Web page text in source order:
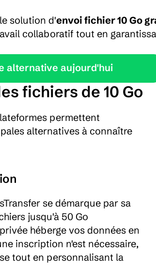
solution d'envoi fichier 10 Go
collaboratif tout en
alternative aujourd'hui
fichiers de 10 Go
permettent
alternatives à connaître
se démarque par sa
jusqu'à 50 Go
héberge vos données en
inscription n'est nécessaire,
tout en personnalisant la